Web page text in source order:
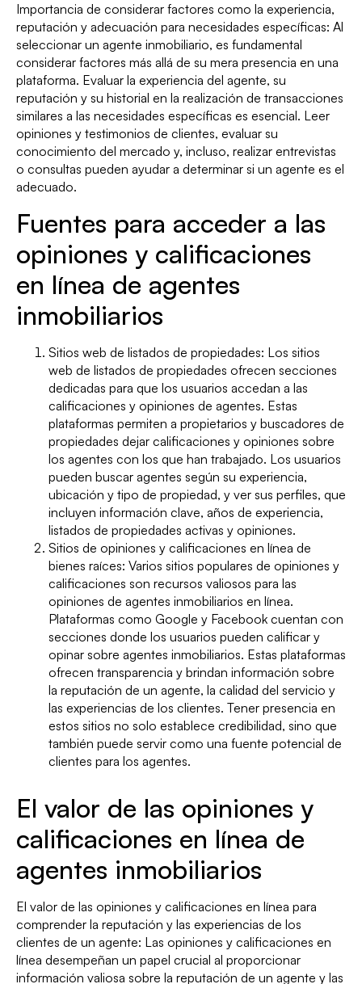
Importancia de considerar factores como la experiencia,
reputación y adecuación para necesidades específicas: Al
seleccionar un agente inmobiliario, es fundamental
considerar factores más allá de su mera presencia en una
plataforma. Evaluar la experiencia del agente, su
reputación y su historial en la realización de transacciones
similares a las necesidades específicas es esencial. Leer
opiniones y testimonios de clientes, evaluar su
conocimiento del mercado y, incluso, realizar entrevistas
o consultas pueden ayudar a determinar si un agente es el
adecuado.
Fuentes para acceder a las
opiniones y calificaciones
en línea de agentes
inmobiliarios
Sitios web de listados de propiedades: Los sitios
web de listados de propiedades ofrecen secciones
dedicadas para que los usuarios accedan a las
calificaciones y opiniones de agentes. Estas
plataformas permiten a propietarios y buscadores de
propiedades dejar calificaciones y opiniones sobre
los agentes con los que han trabajado. Los usuarios
pueden buscar agentes según su experiencia,
ubicación y tipo de propiedad, y ver sus perfiles, que
incluyen información clave, años de experiencia,
listados de propiedades activas y opiniones.
Sitios de opiniones y calificaciones en línea de
bienes raíces: Varios sitios populares de opiniones y
calificaciones son recursos valiosos para las
opiniones de agentes inmobiliarios en línea.
Plataformas como Google y Facebook cuentan con
secciones donde los usuarios pueden calificar y
opinar sobre agentes inmobiliarios. Estas plataformas
ofrecen transparencia y brindan información sobre
la reputación de un agente, la calidad del servicio y
las experiencias de los clientes. Tener presencia en
estos sitios no solo establece credibilidad, sino que
también puede servir como una fuente potencial de
clientes para los agentes.
El valor de las opiniones y
calificaciones en línea de
agentes inmobiliarios
El valor de las opiniones y calificaciones en línea para
comprender la reputación y las experiencias de los
clientes de un agente: Las opiniones y calificaciones en
línea desempeñan un papel crucial al proporcionar
información valiosa sobre la reputación de un agente y las